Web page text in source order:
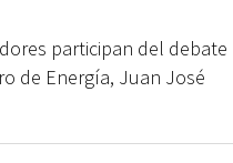
participan del debate
de Energía, Juan José